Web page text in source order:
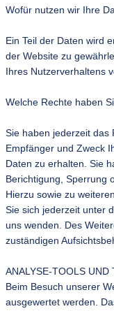
Wofür nutzen wir Ihre
Ein Teil der Daten wird
der Website zu
Ihres Nutzerverhaltens
Welche Rechte haben
Sie haben jederzeit das
Empfänger und Zweck
Daten zu erhalten. Sie
Berichtigung, Sperrung
Hierzu sowie zu
Sie sich jederzeit unter
uns wenden. Des
zuständigen
ANALYSE-TOOLS UND
Beim Besuch unserer
ausgewertet werden.